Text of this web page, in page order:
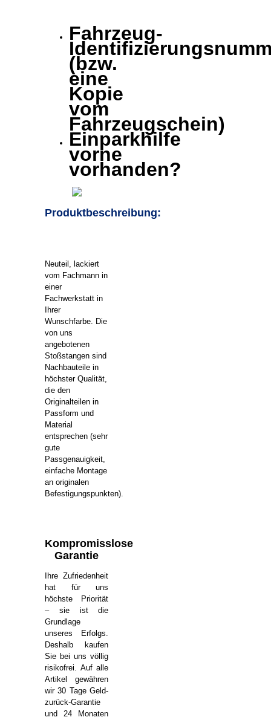
Fahrzeug-
(bzw.
eine
Kopie
vom
Fahrzeugschein)
Einparkhilfe
vorne
vorhanden?
Produktbeschreibung:
Neuteil, lackiert
vom Fachmann in
einer
Fachwerkstatt in
Ihrer
Wunschfarbe. Die
von uns
angebotenen
Stoßstangen sind
Nachbauteile in
höchster Qualität,
die den
Originalteilen in
Passform und
Material
entsprechen (sehr
gute
Passgenauigkeit,
einfache Montage
an originalen
Befestigungspunkten).
Kompromisslose
Garantie
Ihre Zufriedenheit
hat für uns
höchste Priorität
– sie ist die
Grundlage
unseres Erfolgs.
Deshalb kaufen
Sie bei uns völlig
risikofrei. Auf alle
Artikel gewähren
wir 30 Tage Geld-
zurück-Garantie
und 24 Monaten